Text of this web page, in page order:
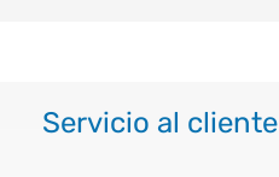
Servicio al cliente